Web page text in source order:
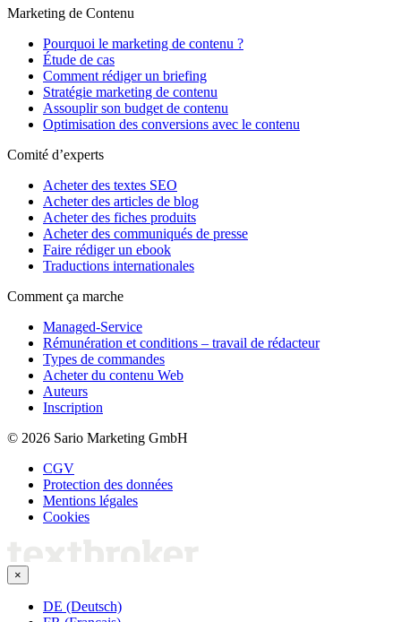
Marketing de Contenu
Pourquoi le marketing de contenu ?
Étude de cas
Comment rédiger un briefing
Stratégie marketing de contenu
Assouplir son budget de contenu
Optimisation des conversions avec le contenu
Comité d’experts
Acheter des textes SEO
Acheter des articles de blog
Acheter des fiches produits
Acheter des communiqués de presse
Faire rédiger un ebook
Traductions internationales
Comment ça marche
Managed-Service
Rémunération et conditions – travail de rédacteur
Types de commandes
Acheter du contenu Web
Auteurs
Inscription
© 2026 Sario Marketing GmbH
CGV
Protection des données
Mentions légales
Cookies
×
DE (Deutsch)